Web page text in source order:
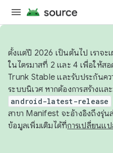
ตั้งแต่ปี 2026 เป็นต้นไป เราจะ
ในไตรมาสที่ 2 และ 4 เพื่อให้ส
Trunk Stable และรับประกันค
ระบบนิเวศ หากต้องการสร้างแ
android-latest-release
สาขา Manifest จะอ้างอิงถึงรุ่
ข้อมูลเพิ่มเติมได้ที่การเปลี่ยนแ